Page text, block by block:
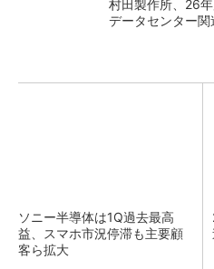
村田製作所、26
データセンター
ソニー半導体は1Q過去最高
益、スマホ市況停滞も主要顧
客ら拡大